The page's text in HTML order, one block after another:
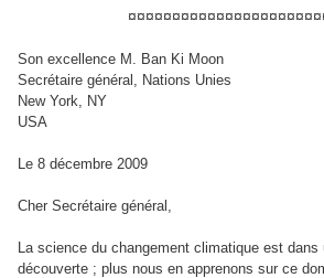
Son excellence M. Ban Ki Moon
Secrétaire général, Nations Unies
New York, NY
USA
Le 8 décembre 2009
Cher Secrétaire général,
La science du changement climatique est
découverte ; plus nous en apprenons sur ce